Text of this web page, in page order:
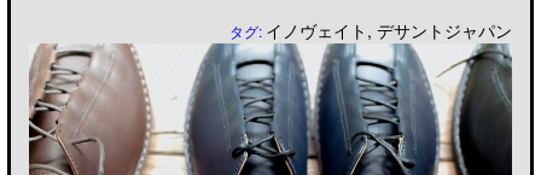
タグ: イノヴェイト ,デサントジャパン